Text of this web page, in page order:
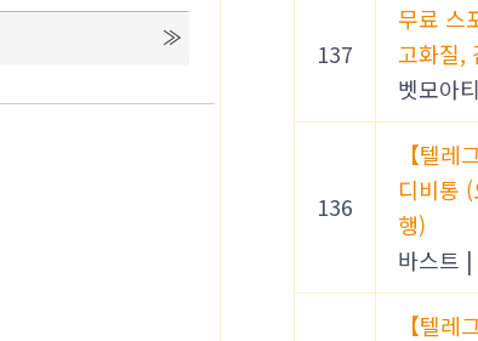
137
무료 스
고화질,
벳모아
136
【텔
디비통
행)
바스트 |
【텔